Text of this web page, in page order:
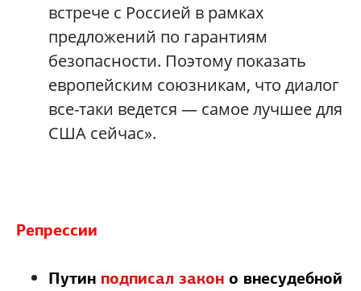
встрече с Россией в рамках
предложений по гарантиям
безопасности. Поэтому показать
европейским союзникам, что диалог
все-таки ведется — самое лучшее для
США сейчас».
Репрессии
Путин подписал закон о внесудебной